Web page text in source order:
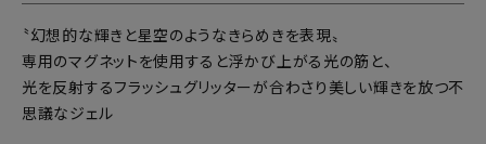
〝幻想的な輝きと星空のようなきらめきを表現〟
専用のマグネットを使用すると浮かび上がる光の筋と、
光を反射するフラッシュグリッターが合わさり美しい輝きを放つ不
思議なジェル